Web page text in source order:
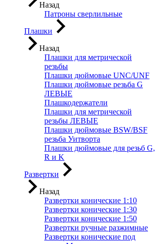
Назад
Патроны сверлильные
Плашки
Назад
Плашки для метрической
резьбы
Плашки дюймовые UNC/UNF
Плашки дюймовые резьба G
ЛЕВЫЕ
Плашкодержатели
Плашки для метрической
резьбы ЛЕВЫЕ
Плашки дюймовые BSW/BSF
резьба Уитворта
Плашки дюймовые для резьб G,
R и K
Развертки
Назад
Развертки конические 1:10
Развертки конические 1:30
Развертки конические 1:50
Развертки ручные разжимные
Развертки конические под